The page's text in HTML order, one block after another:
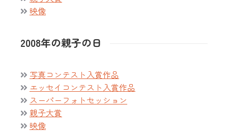
映像
2008年の親子の日
写真コンテスト入賞作品
エッセイコンテスト入賞作品
スーパーフォトセッション
親子大賞
映像